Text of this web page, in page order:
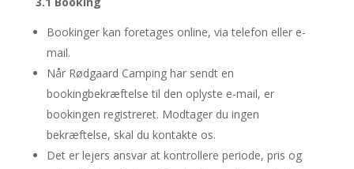
Bookinger kan foretages online, via telefon eller e-
mail.
Når Rødgaard Camping har sendt en
bookingbekræftelse til den oplyste e-mail, er
bookingen registreret. Modtager du ingen
bekræftelse, skal du kontakte os.
Det er lejers ansvar at kontrollere periode, pris og